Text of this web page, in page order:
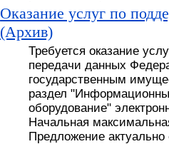
Оказание услуг по
(Архив)
Требуется оказание
передачи данных
государственным
раздел
оборудование"
Начальная
Предложение